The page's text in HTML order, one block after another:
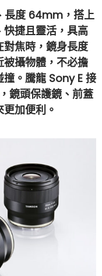
度 64mm，搭上
捷且靈活，具高
焦時，鏡身長度
攝物體，不必擔
。騰龍 Sony E 接
鏡頭保護鏡、前蓋
加便利。